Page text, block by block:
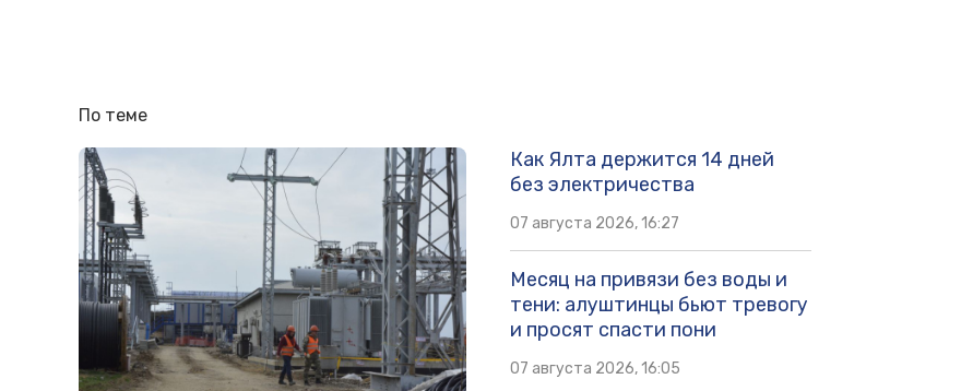
По теме
Как Ялта держится 14 дней
без электричества
07 августа 2026, 16:27
Месяц на привязи без воды и
тени: алуштинцы бьют тревогу
и просят спасти пони
07 августа 2026, 16:05